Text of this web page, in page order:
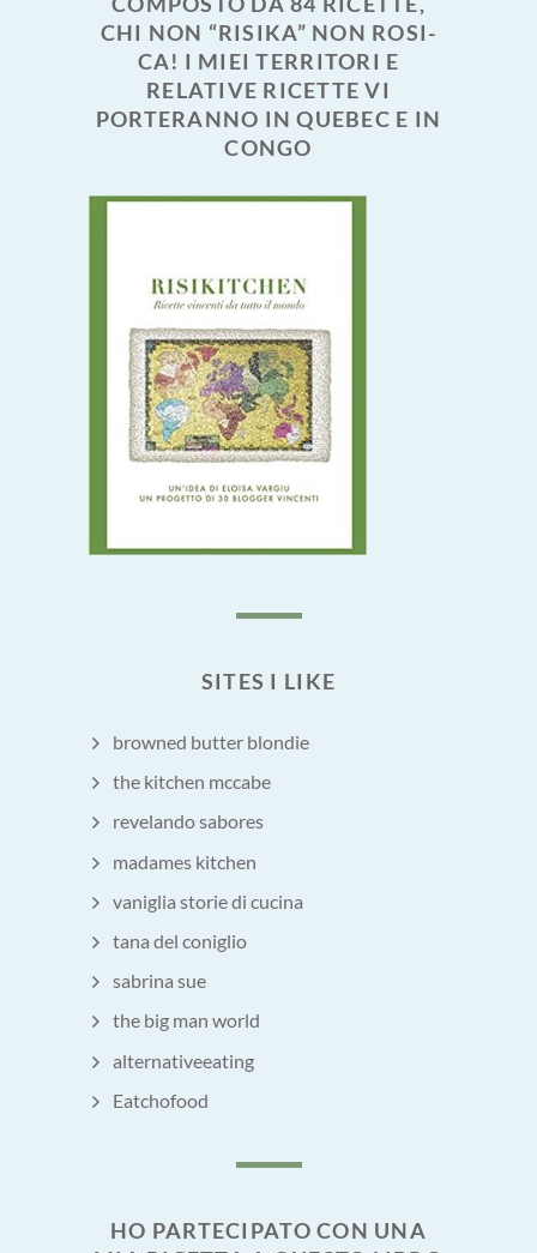
CHI NON “RISIKA” NON ROSI-
CA! I MIEI TERRITORI E
RELATIVE RICETTE VI
PORTERANNO IN QUEBEC E IN
CONGO
SITES I LIKE
browned butter blondie
the kitchen mccabe
revelando sabores
madames kitchen
vaniglia storie di cucina
tana del coniglio
sabrina sue
the big man world
alternativeeating
Eatchofood
HO PARTECIPATO CON UNA